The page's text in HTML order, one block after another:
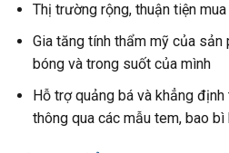
Thị trường rộng, thuận tiện
Gia tăng tính thẩm mỹ của sản
bóng và trong suốt của mình
Hỗ trợ quảng bá và khẳng
thông qua các mẫu tem, bao bì